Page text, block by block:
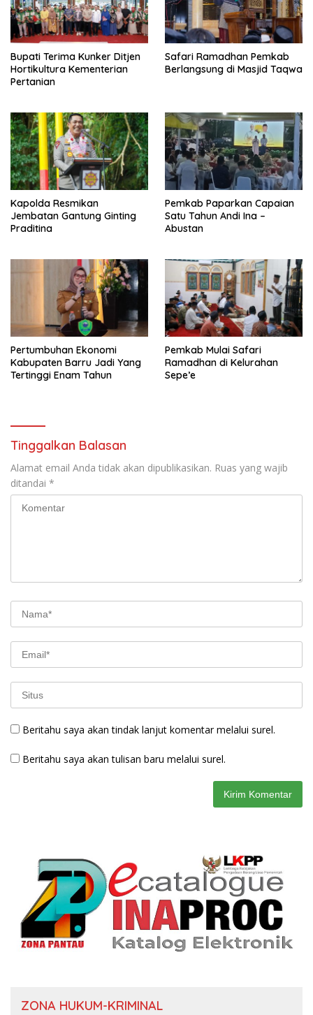
Bupati Terima Kunker Ditjen
Hortikultura Kementerian
Pertanian
Safari Ramadhan Pemkab
Berlangsung di Masjid Taqwa
Kapolda Resmikan
Jembatan Gantung Ginting
Praditina
Pemkab Paparkan Capaian
Satu Tahun Andi Ina –
Abustan
Pertumbuhan Ekonomi
Kabupaten Barru Jadi Yang
Tertinggi Enam Tahun
Pemkab Mulai Safari
Ramadhan di Kelurahan
Sepe’e
Tinggalkan Balasan
Alamat email Anda tidak akan dipublikasikan. Ruas yang wajib
ditandai *
Beritahu saya akan tindak lanjut komentar melalui surel.
Beritahu saya akan tulisan baru melalui surel.
ZONA HUKUM-KRIMINAL